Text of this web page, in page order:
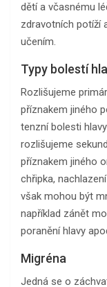
dětí a včasnému
zdravotních potíží
učením.
Typy bolestí
Rozlišujeme
příznakem jiného
tenzní bolesti
rozlišujeme
příznakem jiného
chřipka,
však mohou být
například zánět
poranění hlavy
Migréna
Jedná se o